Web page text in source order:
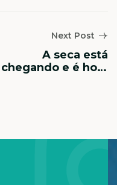
Next Post
A seca está
chegando e é hora